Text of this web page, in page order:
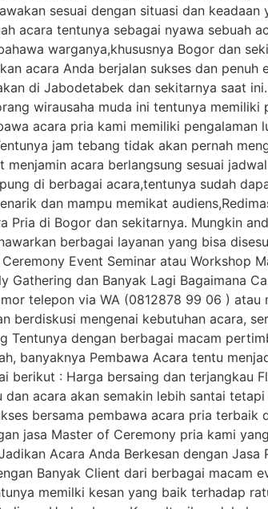
sesuai dengan situasi dan
acara tentunya sebagai nyawa sebuah
warganya,khususnya Bogor dan
acara Anda berjalan sukses dan
di Jabodetabek dan sekitarnya saat
wirausaha muda ini tentunya
acara pria kami memiliki
jam tebang tidak akan pernah
acara berlangsung sesuai
di berbagai acara,tentunya sudah
dan mampu memikat
Pria di Bogor dan sekitarnya. Mungkin
berbagai layanan yang bisa
Event Seminar atau Workshop
Gathering dan Banyak Lagi Bagaimana
telepon via WA (0812878 99 06 )
berdiskusi mengenai kebutuhan acara,
Tentunya dengan berbagai macam
banyaknya Pembawa Acara tentu
berikut : Harga bersaing dan terjangkau
acara akan semakin lebih santai
bersama pembawa acara pria
jasa Master of Ceremony pria kami
Acara Anda Berkesan dengan
Banyak Client dari berbagai macam
memilki kesan yang baik terhadap